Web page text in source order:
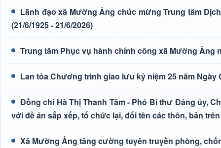
Lãnh đạo xã Mường Ảng chúc mừng Trung tâm
(21/6/1925 - 21/6/2026)
Trung tâm Phục vụ hành chính công xã Mường Ảng
Lan tỏa Chương trình giao lưu kỷ niệm 25 năm Ngày
Đồng chí Hà Thị Thanh Tâm - Phó Bí thư Đảng ủy,
với đề án sắp xếp, tổ chức lại, đổi tên các thôn, bản
Xã Mường Ảng tăng cường tuyên truyền phòng,